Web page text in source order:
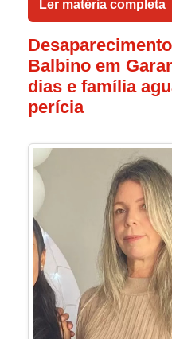
Ler matéria completa
Balbino em
dias e família
perícia